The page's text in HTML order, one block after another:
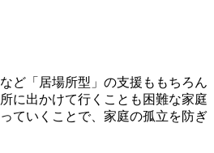
ど「居場所型」の支援ももちろん
に出かけて行くことも困難な家庭
ていくことで、家庭の孤立を防ぎ